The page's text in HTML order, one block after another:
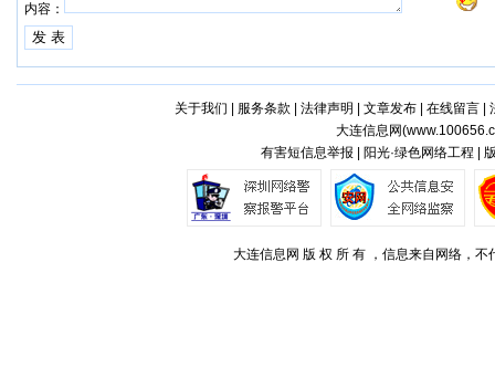
内容：
关于我们 服务条款 法律声明 文章发布| 在线留言|
大连信息网(
有害短信息举报 | 阳光·绿色网络工程 |
大连信息网 版 权 所 有 ，信息来自网络，